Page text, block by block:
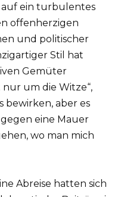
ein turbulentes
offenherzigen
und politischer
Stil hat
Gemüter
um die Witze“,
bewirken, aber es
eine Mauer
wo man mich
Abreise hatten sich